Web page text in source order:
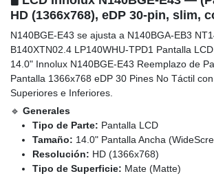
Pantalla LCD N140BGE-E43 |
pulg | HD (1366x768) | 30
Brackets | conector inferior
(0 reseña)
$61.00
Agregar al
Comprar ahora